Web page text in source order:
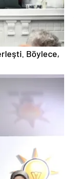
Böylece,